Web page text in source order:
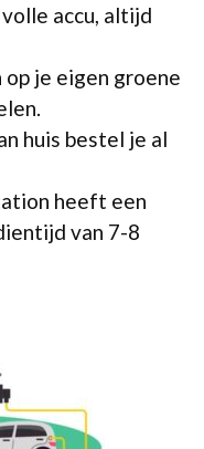
accu, altijd
je eigen groene
huis bestel je al
heeft een
van 7-8